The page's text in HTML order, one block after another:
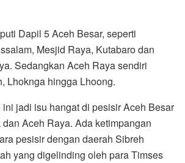
Dapil 5 Aceh Besar, seperti
Mesjid Raya, Kutabaro dan
Sedangkan Aceh Raya sendiri
Lhoknga hingga Lhoong.
jadi isu hangat di pesisir Aceh Besar
Aceh Raya. Ada ketimpangan
pesisir dengan daerah Sibreh
yang digelinding oleh para Timses